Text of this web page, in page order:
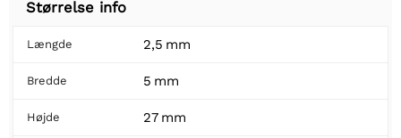
Størrelse info
Længde 2,5 mm
Bredde 5 mm
Højde 27 mm